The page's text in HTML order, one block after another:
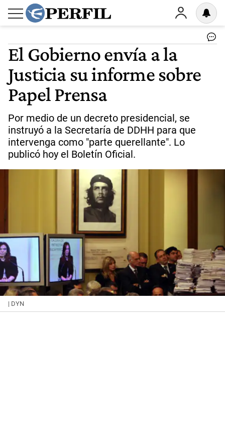
El Gobierno envía a la
Justicia su informe sobre
Papel Prensa
Por medio de un decreto presidencial, se
instruyó a la Secretaría de DDHH para que
intervenga como "parte querellante". Lo
publicó hoy el Boletín Oficial.
| DYN